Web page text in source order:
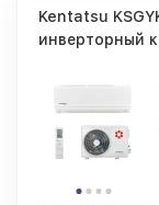
Kentatsu
инверторный